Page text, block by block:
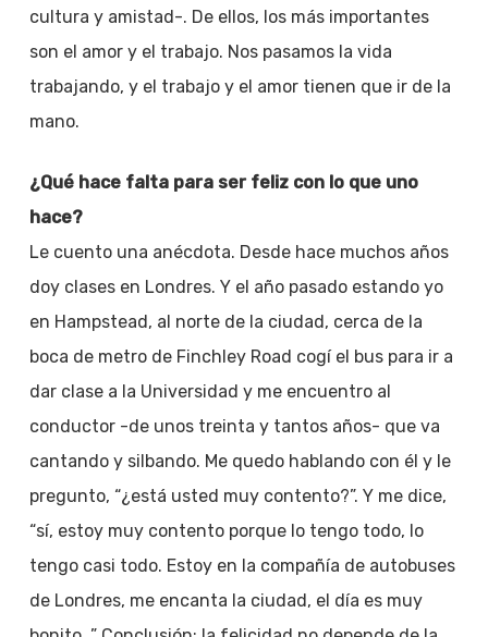
cultura y amistad-. De ellos, los más importantes
son el amor y el trabajo. Nos pasamos la vida
trabajando, y el trabajo y el amor tienen que ir de la
mano.
¿Qué hace falta para ser feliz con lo que uno
hace?
Le cuento una anécdota. Desde hace muchos años
doy clases en Londres. Y el año pasado estando yo
en Hampstead, al norte de la ciudad, cerca de la
boca de metro de Finchley Road cogí el bus para ir a
dar clase a la Universidad y me encuentro al
conductor -de unos treinta y tantos años- que va
cantando y silbando. Me quedo hablando con él y le
pregunto, “¿está usted muy contento?”. Y me dice,
“sí, estoy muy contento porque lo tengo todo, lo
tengo casi todo. Estoy en la compañía de autobuses
de Londres, me encanta la ciudad, el día es muy